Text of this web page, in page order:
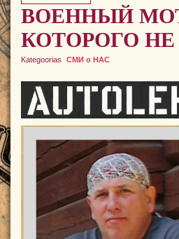
ВОЕННЫЙ
КОТОРОГО
Kategoorias СМИ о НАС